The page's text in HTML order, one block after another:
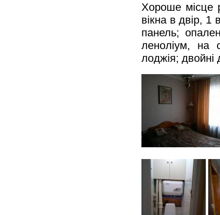
Хороше місце
вікна в двір, 1
панель;
леноліум, на
лоджія; двойні